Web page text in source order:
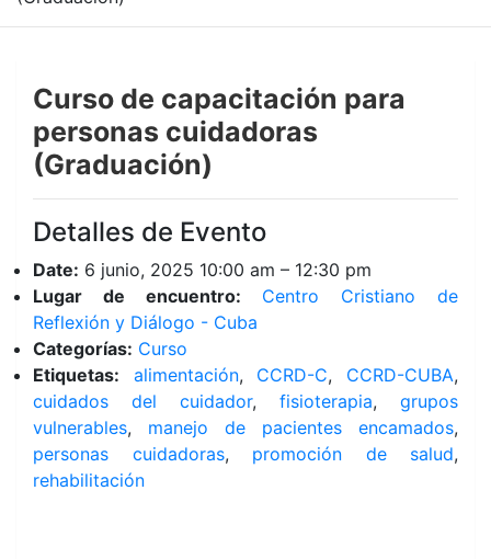
Curso de capacitación para
personas cuidadoras
(Graduación)
Detalles de Evento
Date: 6 junio, 2025 10:00 am – 12:30 pm
Lugar de encuentro:
Centro Cristiano de
Reflexión y Diálogo - Cuba
Categorías: Curso
Etiquetas:
alimentación, CCRD-C, CCRD-CUBA,
cuidados del cuidador, fisioterapia, grupos
vulnerables, manejo de pacientes encamados,
personas cuidadoras, promoción de salud,
rehabilitación